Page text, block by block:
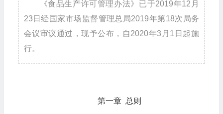
《食品生产许可管理办法》已于2019年12月
23日经国家市场监督管理总局2019年第18次局务
会议审议通过，现予公布，自2020年3月1日起施
行。
第一章 总则